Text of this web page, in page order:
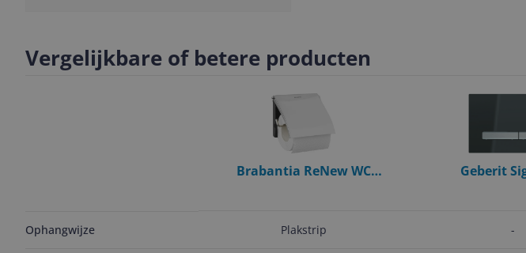
Vergelijkbare of betere producten
Ophangwijze
Brabantia ReNew WC
Plakstrip
Geberit
-